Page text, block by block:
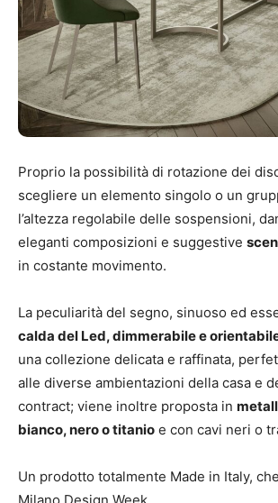
Proprio la possibilità di rotazione dei
scegliere un elemento singolo o un
l’altezza regolabile delle sospensioni,
eleganti composizioni e suggestive
in costante movimento.
La peculiarità del segno, sinuoso ed
calda del Led, dimmerabile e
una collezione delicata e raffinata,
alle diverse ambientazioni della casa e
contract; viene inoltre proposta in
bianco, nero o titanio e con cavi neri o
Un prodotto totalmente Made in Italy,